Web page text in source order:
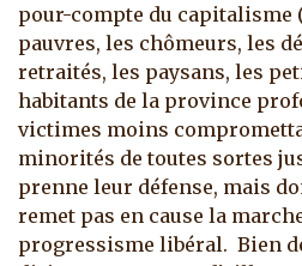
pour-compte du capitalisme
pauvres, les chômeurs, les
retraités, les paysans, les
habitants de la province
victimes moins
minorités de toutes sortes
prenne leur défense, mais
remet pas en cause la
progressisme libéral. Bien